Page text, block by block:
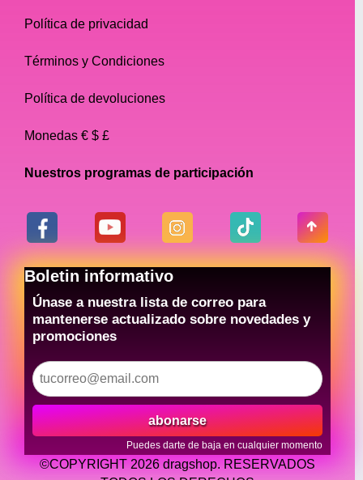
Política de privacidad
Términos y Condiciones
Política de devoluciones
Monedas € $ £
Nuestros programas de participación
Boletin informativo
Únase a nuestra lista de correo para
mantenerse actualizado sobre novedades y
promociones
abonarse
Puedes darte de baja en cualquier momento
©COPYRIGHT 2026 dragshop. RESERVADOS